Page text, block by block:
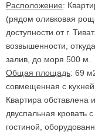
Расположение:
(рядом оливковая
доступности от г.
возвышенности,
залив, до моря 500 м.
Общая площадь: 69
совмещенная с
Квартира обставлена
двуспальная кровать
гостиной,